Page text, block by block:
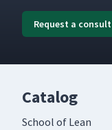
Request a
Catalog
School of Lean